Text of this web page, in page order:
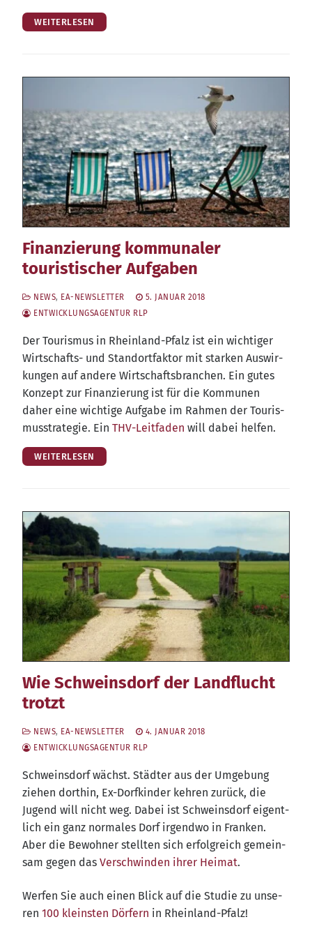
WEITERLESEN
Finanzierung kommunaler
touristischer Aufgaben
NEWS, EA-NEWSLETTER
5. JANUAR 2018
ENTWICKLUNGSAGENTUR RLP
Der Tou­ris­mus in Rhein­land-Pfalz ist ein wich­ti­ger
Wirt­schafts- und Stand­ort­fak­tor mit star­ken Aus­wir­
kun­gen auf ande­re Wirt­schafts­bran­chen. Ein gutes
Kon­zept zur Finan­zie­rung ist für die Kom­mu­nen
daher eine wich­ti­ge Auf­ga­be im Rah­men der Tou­ris­
mus­stra­te­gie. Ein THV-Leit­fa­den will dabei helfen.
WEITERLESEN
Wie Schweinsdorf der Landflucht
trotzt
NEWS, EA-NEWSLETTER
4. JANUAR 2018
ENTWICKLUNGSAGENTUR RLP
Schweins­dorf wächst. Städ­ter aus der Umge­bung
zie­hen dort­hin, Ex-Dorf­kin­der keh­ren zurück, die
Jugend will nicht weg. Dabei ist Schweins­dorf eigent­
lich ein ganz nor­ma­les Dorf irgend­wo in Fran­ken.
Aber die Bewoh­ner stell­ten sich erfolg­reich gemein­
sam gegen das Ver­schwin­den ihrer Hei­mat.
Wer­fen Sie auch einen Blick auf die Stu­die zu unse­
ren 100 kleins­ten Dör­fern in Rheinland-Pfalz!